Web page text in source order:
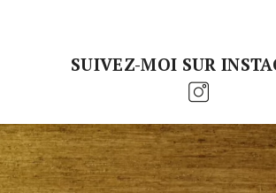
SUIVEZ-MOI SUR